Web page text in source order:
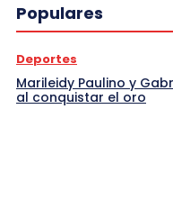
Populares
Deportes
Marileidy Paulino y
al conquistar el oro